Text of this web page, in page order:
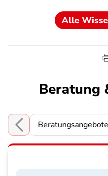
Alle
Beratung
Choose a section